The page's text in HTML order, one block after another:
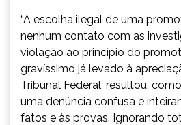
“A escolha ilegal de uma
nenhum contato com as
violação ao princípio do
gravíssimo já levado à
Tribunal Federal, resultou,
uma denúncia confusa e
fatos e às provas. Ignorando